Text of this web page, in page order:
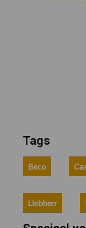
Tags
Beco
Liebherr